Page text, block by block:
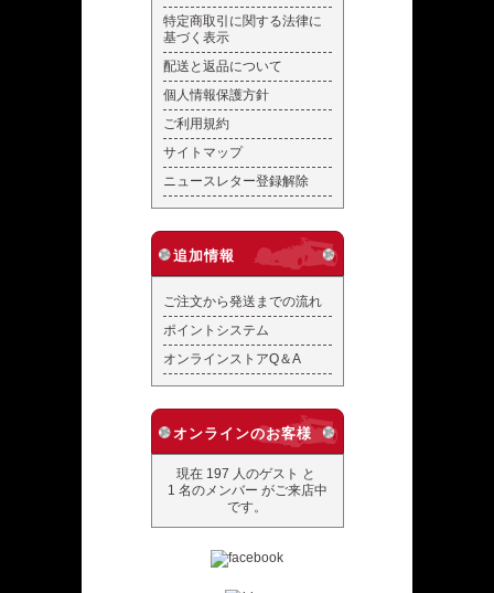
特定商取引に関する法律に
基づく表示
配送と返品について
個人情報保護方針
ご利用規約
サイトマップ
ニュースレター登録解除
追加情報
ご注文から発送までの流れ
ポイントシステム
オンラインストアQ＆A
オンラインのお客様
現在 197 人のゲスト と
1 名のメンバー がご来店中
です。